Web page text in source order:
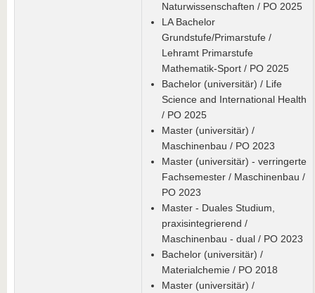
Naturwissenschaften / PO 2025
LA Bachelor
Grundstufe/Primarstufe /
Lehramt Primarstufe
Mathematik-Sport / PO 2025
Bachelor (universitär) / Life
Science and International Health
/ PO 2025
Master (universitär) /
Maschinenbau / PO 2023
Master (universitär) - verringerte
Fachsemester / Maschinenbau /
PO 2023
Master - Duales Studium,
praxisintegrierend /
Maschinenbau - dual / PO 2023
Bachelor (universitär) /
Materialchemie / PO 2018
Master (universitär) /